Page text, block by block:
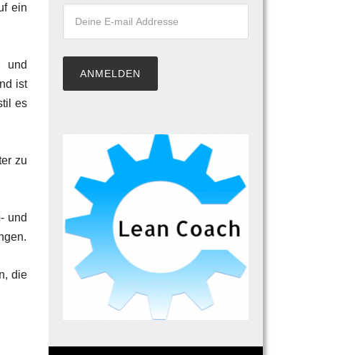
ein
und
ist
es
zu
und
die